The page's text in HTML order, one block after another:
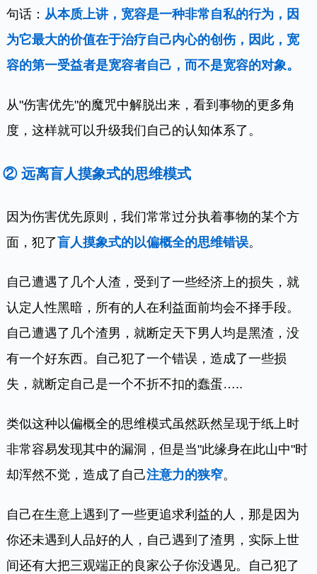
句话： 从本质上讲，宽容是一种非常自私的行为，因
为它最大的价值在于治疗自己内心的创伤，因此，宽
容的第一受益者是宽容者自己，而不是宽容的对象。
从"伤害优先"的魔咒中解脱出来，看到事物的更多角
度，这样就可以升级我们自己的认知体系了。
② 远离盲人摸象式的思维模式
因为伤害优先原则，我们常常过分执着事物的某个方
面，犯了盲人摸象式的以偏概全的思维错误。
自己遭遇了几个人渣，受到了一些经济上的损失，就
认定人性黑暗，所有的人在利益面前均会不择手段。
自己遭遇了几个渣男，就断定天下男人均是黑渣，没
有一个好东西。自己犯了一个错误，造成了一些损
失，就断定自己是一个不折不扣的蠢蛋…..
类似这种以偏概全的思维模式虽然跃然呈现于纸上时
非常容易发现其中的漏洞，但是当"此缘身在此山中"时
却浑然不觉，造成了自己注意力的狭窄。
自己在生意上遇到了一些更追求利益的人，那是因为
你还未遇到人品好的人，自己遇到了渣男，实际上世
间还有大把三观端正的良家公子你没遇见。自己犯了